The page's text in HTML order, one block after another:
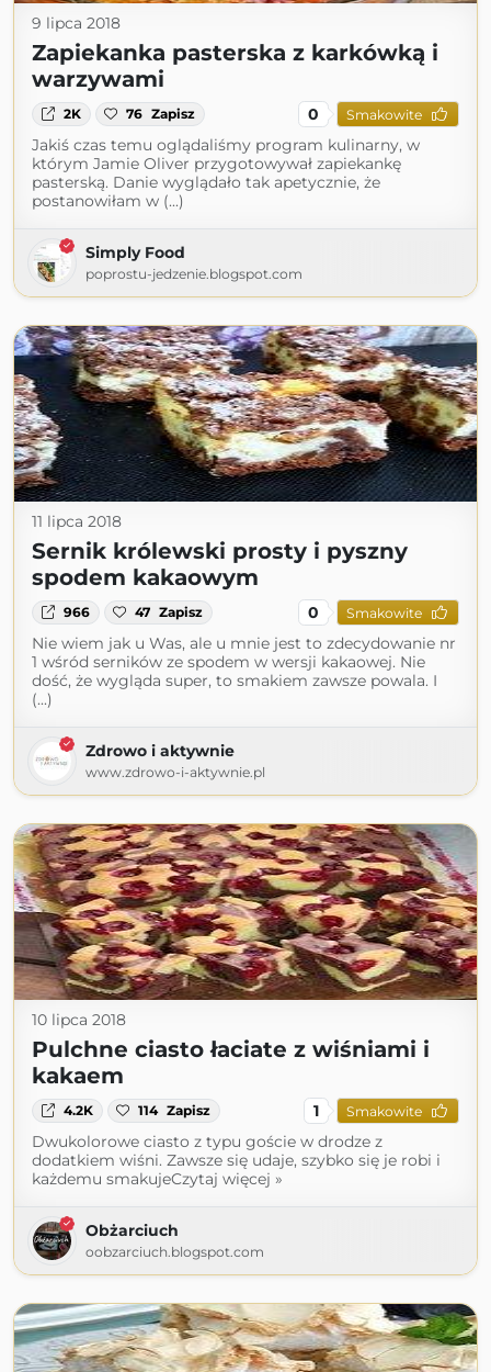
9 lipca 2018
Zapiekanka pasterska z karkówką i
warzywami
2K 76 Zapisz 0 Smakowite
Jakiś czas temu oglądaliśmy program kulinarny, w
którym Jamie Oliver przygotowywał zapiekankę
pasterską. Danie wyglądało tak apetycznie, że
postanowiłam w (...)
Simply Food
poprostu-jedzenie.blogspot.com
11 lipca 2018
Sernik królewski prosty i pyszny
spodem kakaowym
966 47 Zapisz 0 Smakowite
Nie wiem jak u Was, ale u mnie jest to zdecydowanie nr
1 wśród serników ze spodem w wersji kakaowej. Nie
dość, że wygląda super, to smakiem zawsze powala. I
(...)
Zdrowo i aktywnie
www.zdrowo-i-aktywnie.pl
10 lipca 2018
Pulchne ciasto łaciate z wiśniami i
kakaem
4.2K 114 Zapisz 1 Smakowite
Dwukolorowe ciasto z typu goście w drodze z
dodatkiem wiśni. Zawsze się udaje, szybko się je robi i
każdemu smakujeCzytaj więcej »
Obżarciuch
oobzarciuch.blogspot.com